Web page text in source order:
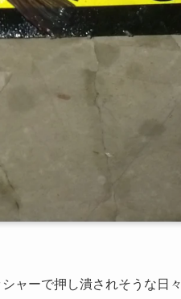
ャーで押し潰されそうな日々